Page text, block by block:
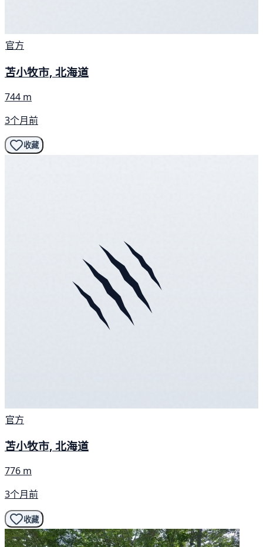
官方
苫小牧市, 北海道
744 m
3个月前
收藏
官方
苫小牧市, 北海道
776 m
3个月前
收藏